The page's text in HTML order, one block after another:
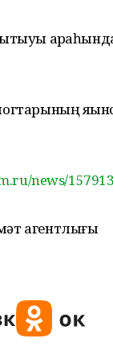
news/
агентлығы